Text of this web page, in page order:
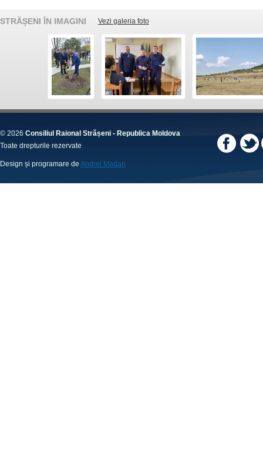
STRĂȘENI ÎN IMAGINI Vezi galeria foto
© 2026 Consiliul Raional Strășeni - Republica Moldova
Toate drepturile rezervate
Design și programare de Andrei Madan